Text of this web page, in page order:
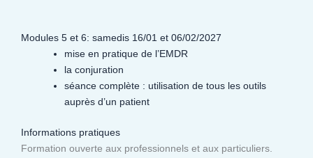
Modules 5 et 6: samedis 16/01 et 06/02/2027
mise en pratique de l’EMDR
la conjuration
séance complète : utilisation de tous les outils
auprès d’un patient
Informations pratiques
Formation ouverte aux professionnels et aux particuliers.